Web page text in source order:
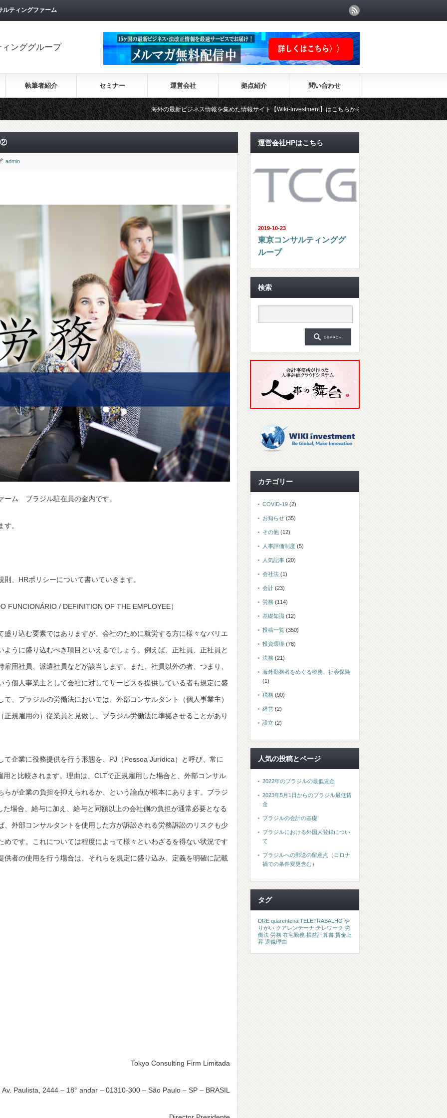
ルティングファーム
ンググループ
執筆者紹介 セミナー 運営会社 拠点紹介 問い合わせ
海外の最新ビジネス情報を集めた情報サイト【Wiki-Investment】はこちらから！！
②
admin
ム ブラジル駐在員の金内です。
。
、HRポリシーについて書いていきます。
FUNCIONÁRIO / DEFINITION OF THE EMPLOYEE）
り込む要素ではありますが、会社のために就労する方に様々なバリエ
うに盛り込むべき項目といえるでしょう。例えば、正社員、正社員と
用社員、派遣社員などが該当します。また、社員以外の者、つまり、
個人事業主として会社に対してサービスを提供している者も規定に盛
、ブラジルの労働法においては、外部コンサルタント（個人事業主）
規雇用の）従業員と見做し、ブラジル労働法に準拠させることがあり
て企業に役務提供を行う形態を、PJ（Pessoa Jurídica）と呼び、常に
と比較されます。理由は、CLTで正規雇用した場合と、外部コンサル
が企業の負担を抑えられるか、という論点が根本にあります。ブラジ
場合、給与に加え、給与と同額以上の会社側の負担が通常必要となる
、外部コンサルタントを使用した方が訴訟される労務訴訟のリスクも少
です。これについては程度によって様々といわざるを得ない状況です
供者の使用を行う場合は、それらを規定に盛り込み、定義を明確に記載
Tokyo Consulting Firm Limitada
Av. Paulista, 2444 – 18° andar – 01310-300 – São Paulo – SP – BRASIL
運営会社HPはこちら
2019-10-23
東京コンサルティンググ
ループ
検索
カテゴリー
COVID-19 (2)
お知らせ (35)
その他 (12)
人事評価制度 (5)
人気記事 (20)
会社法 (1)
会計 (23)
労務 (114)
基礎知識 (12)
投稿一覧 (350)
投資環境 (78)
法務 (21)
海外勤務者をめぐる税務、社会保険
(1)
税務 (90)
経営 (2)
設立 (2)
人気の投稿とページ
2022年のブラジルの最低賃金
2023年5月1日からのブラジル最低賃
金
ブラジルの会計の基礎
ブラジルにおける外国人登録につい
て
ブラジルへの郵送の留意点（コロナ
禍での条件変更含む）
タグ
DRE quarentena TELETRABALHO や
りがい クアレンテーナ テレワーク 労
働法 労務 在宅勤務 損益計算書 賃金上
昇 退職理由